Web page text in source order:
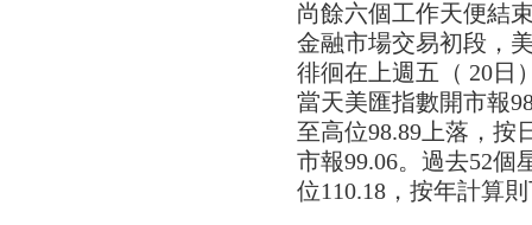
尚餘六個工作天便結
金融市場交易初段，
徘徊在上週五（ 20日
當天美匯指數開市報
至高位98.89上落，按
市報99.06。過去52個
位110.18，按年計算